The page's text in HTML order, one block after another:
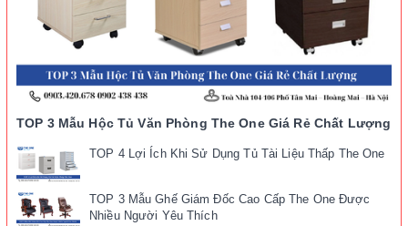
TOP 3 Mẫu Hộc Tủ Văn Phòng The One Giá Rẻ Chất Lượng
TOP 4 Lợi Ích Khi Sử Dụng Tủ Tài Liệu Thấp The One
TOP 3 Mẫu Ghế Giám Đốc Cao Cấp The One Được
Nhiều Người Yêu Thích